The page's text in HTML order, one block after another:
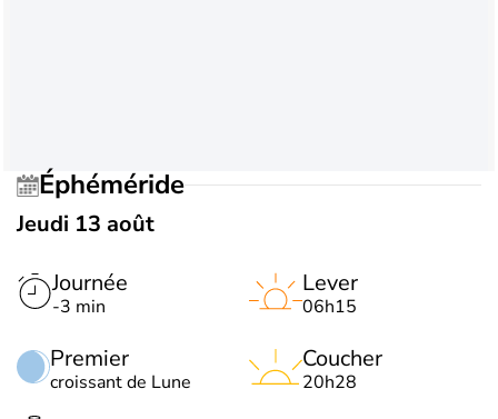
Éphéméride
Jeudi 13 août
Journée
-3 min
Premier
croissant de Lune
Lever
06h15
Coucher
20h28